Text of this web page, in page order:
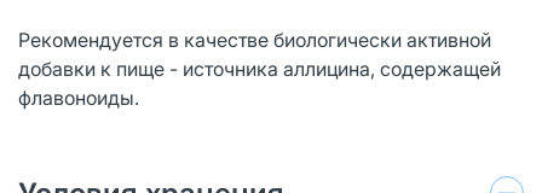
Рекомендуется в качестве биологически активной
добавки к пище - источника аллицина, содержащей
флавоноиды.